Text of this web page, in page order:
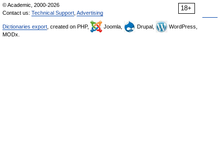
18+
© Academic, 2000-2026
Contact us: Technical Support Advertising
Dictionaries export , created on PHP, Joomla, Drupal,
WordPress,
MODx.